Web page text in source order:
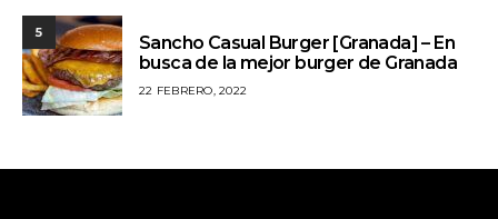
5
Sancho Casual Burger [Granada] – En
busca de la mejor burger de Granada
22 FEBRERO, 2022